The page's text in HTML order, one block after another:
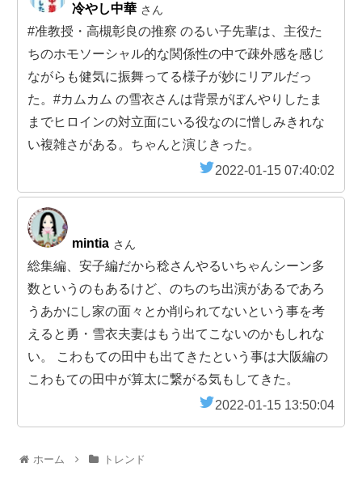
冷やし中華 さん
#准教授・高槻彰良の推察 のるい子先輩は、主役た
ちのホモソーシャル的な関係性の中で疎外感を感じ
ながらも健気に振舞ってる様子が妙にリアルだっ
た。#カムカム の雪衣さんは背景がぼんやりしたま
までヒロインの対立面にいる役なのに憎しみきれな
い複雑さがある。ちゃんと演じきった。
2022-01-15 07:40:02
mintia さん
総集編、安子編だから稔さんやるいちゃんシーン多
数というのもあるけど、のちのち出演があるであろ
うあかにし家の面々とか削られてないという事を考
えると勇・雪衣夫妻はもう出てこないのかもしれな
い。 こわもての田中も出てきたという事は大阪編の
こわもての田中が算太に繋がる気もしてきた。
2022-01-15 13:50:04
ホーム トレンド